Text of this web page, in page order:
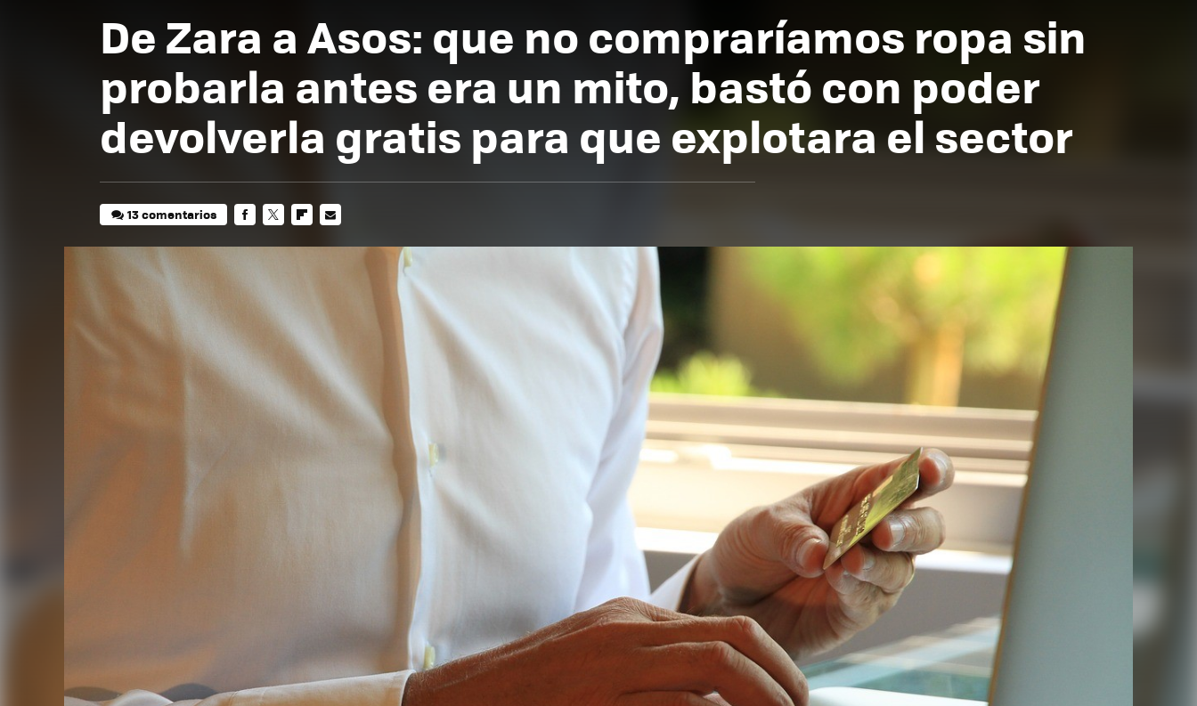
De Zara a Asos: que no compraríamos ropa sin
probarla antes era un mito, bastó con poder
devolverla gratis para que explotara el sector
13 comentarios